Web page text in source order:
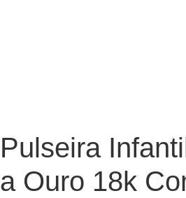
Pulseira
a Ouro 18k